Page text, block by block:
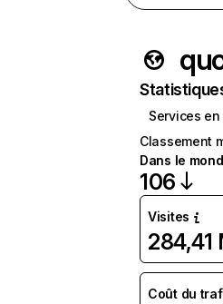
Services
Classement
Dans le
106
Visites
284,41
Coût du